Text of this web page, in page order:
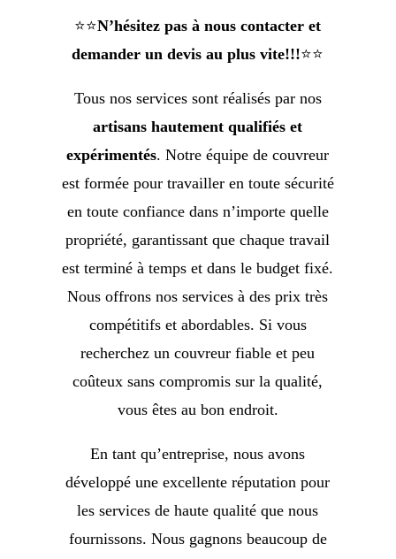
⭐⭐N’hésitez pas à nous contacter et
demander un devis au plus vite!!!⭐⭐
Tous nos services sont réalisés par nos
artisans hautement qualifiés et
expérimentés. Notre équipe de couvreur
est formée pour travailler en toute sécurité
en toute confiance dans n’importe quelle
propriété, garantissant que chaque travail
est terminé à temps et dans le budget fixé.
Nous offrons nos services à des prix très
compétitifs et abordables. Si vous
recherchez un couvreur fiable et peu
coûteux sans compromis sur la qualité,
vous êtes au bon endroit.
En tant qu’entreprise, nous avons
développé une excellente réputation pour
les services de haute qualité que nous
fournissons. Nous gagnons beaucoup de